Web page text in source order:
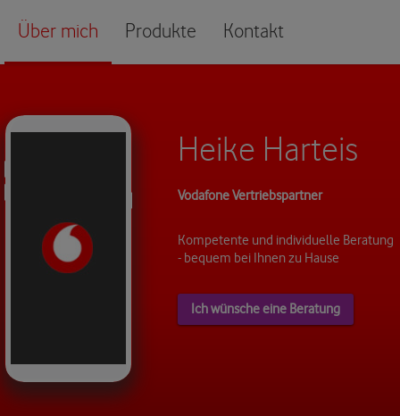
Über mich Produkte Kontakt
Heike Harteis
Vodafone Vertriebspartner
Kompetente und individuelle Beratung
- bequem bei Ihnen zu Hause
Ich wünsche eine Beratung